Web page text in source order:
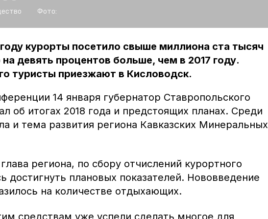
Фото:
курорты посетило свыше миллиона ста тысяч
на девять процентов больше, чем в 2017 году.
туристы приезжают в Кисловодск.
14 января губернатор Ставропольского
об итогах 2018 года и предстоящих планах. Среди
и тема развития региона Кавказских Минеральных
региона, по сбору отчислений курортного
достигнуть плановых показателей. Нововведение
на количестве отдыхающих.
средствам уже успели сделать многое для